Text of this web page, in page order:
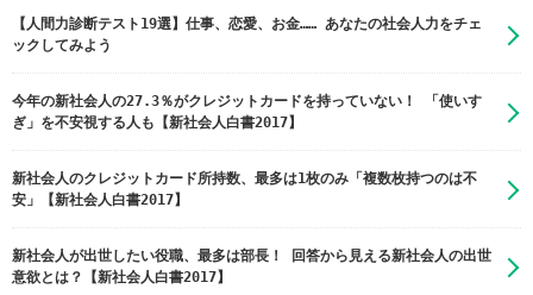
【人間力診断テスト19選】仕事、恋愛、お金…… あなたの社会人力をチェ
ックしてみよう
今年の新社会人の27.3％がクレジットカードを持っていない！ 「使いす
ぎ」を不安視する人も【新社会人白書2017】
新社会人のクレジットカード所持数、最多は1枚のみ「複数枚持つのは不
安」【新社会人白書2017】
新社会人が出世したい役職、最多は部長！ 回答から見える新社会人の出世
意欲とは？【新社会人白書2017】